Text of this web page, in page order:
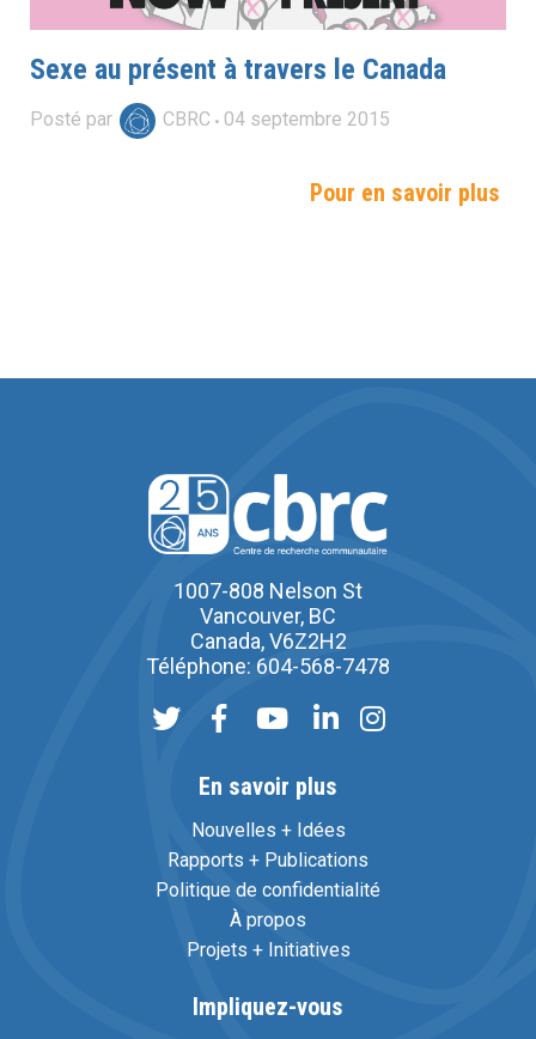
Sexe au présent à travers le Canada
Posté par CBRC 04 septembre 2015
Pour en savoir plus
1007-808 Nelson St
Vancouver, BC
Canada, V6Z2H2
Téléphone: 604-568-7478
En savoir plus
Nouvelles + Idées
Rapports + Publications
Politique de confidentialité
À propos
Projets + Initiatives
Impliquez-vous